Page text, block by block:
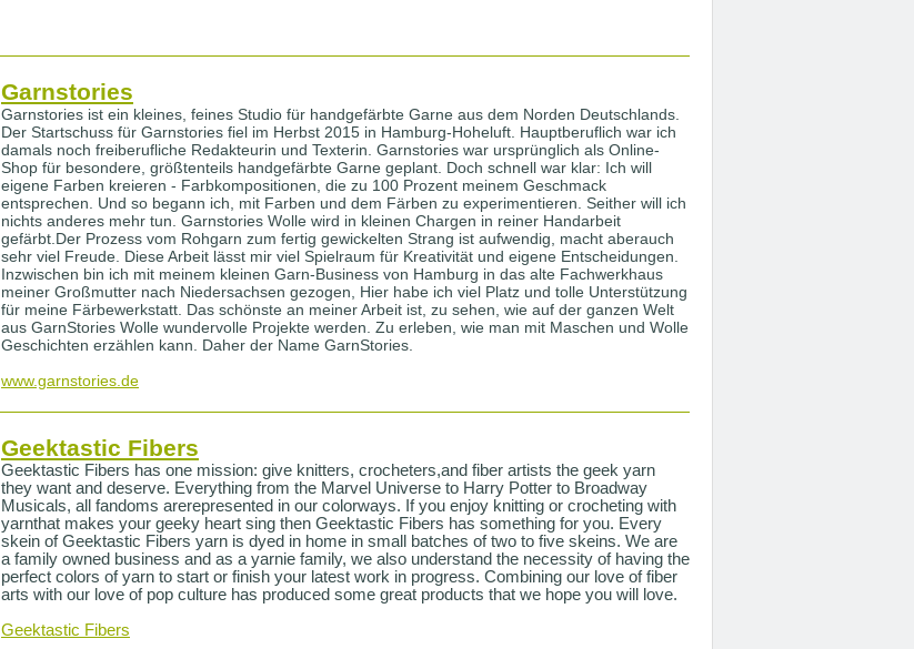
Garnstories
Garnstories ist ein kleines, feines Studio für handgefärbte Garne aus dem Norden Deutschlands.
Der Startschuss für Garnstories fiel im Herbst 2015 in Hamburg-Hoheluft. Hauptberuflich war ich
damals noch freiberufliche Redakteurin und Texterin. Garnstories war ursprünglich als Online-
Shop für besondere, größtenteils handgefärbte Garne geplant. Doch schnell war klar: Ich will
eigene Farben kreieren - Farbkompositionen, die zu 100 Prozent meinem Geschmack
entsprechen. Und so begann ich, mit Farben und dem Färben zu experimentieren. Seither will ich
nichts anderes mehr tun. Garnstories Wolle wird in kleinen Chargen in reiner Handarbeit
gefärbt.Der Prozess vom Rohgarn zum fertig gewickelten Strang ist aufwendig, macht aberauch
sehr viel Freude. Diese Arbeit lässt mir viel Spielraum für Kreativität und eigene Entscheidungen.
Inzwischen bin ich mit meinem kleinen Garn-Business von Hamburg in das alte Fachwerkhaus
meiner Großmutter nach Niedersachsen gezogen, Hier habe ich viel Platz und tolle Unterstützung
für meine Färbewerkstatt. Das schönste an meiner Arbeit ist, zu sehen, wie auf der ganzen Welt
aus GarnStories Wolle wundervolle Projekte werden. Zu erleben, wie man mit Maschen und Wolle
Geschichten erzählen kann. Daher der Name GarnStories.
www.garnstories.de
Geektastic Fibers
Geektastic Fibers has one mission: give knitters, crocheters,and fiber artists the geek yarn
they want and deserve. Everything from the Marvel Universe to Harry Potter to Broadway
Musicals, all fandoms arerepresented in our colorways. If you enjoy knitting or crocheting with
yarnthat makes your geeky heart sing then Geektastic Fibers has something for you. Every
skein of Geektastic Fibers yarn is dyed in home in small batches of two to five skeins. We are
a family owned business and as a yarnie family, we also understand the necessity of having the
perfect colors of yarn to start or finish your latest work in progress. Combining our love of fiber
arts with our love of pop culture has produced some great products that we hope you will love.
Geektastic Fibers